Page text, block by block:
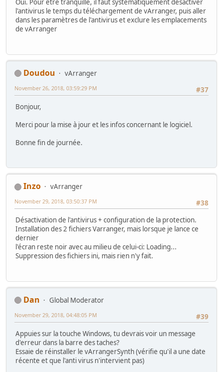
Oui. Pour être tranquille, il faut systématiquement désactiver
l'antivirus le temps du téléchargement de vArranger, puis aller
dans les paramètres de l'antivirus et exclure les emplacements
de vArranger
Doudou
vArranger
#37
November 26, 2018, 03:59:29 PM
Bonjour,
Merci pour la mise à jour et les infos concernant le logiciel.
Bonne fin de journée.
Inzo
vArranger
#38
November 29, 2018, 03:50:37 PM
Désactivation de l'antivirus + configuration de la protection.
Installation des 2 fichiers Varranger, mais lorsque je lance ce
dernier
l'écran reste noir avec au milieu de celui-ci: Loading...
Suppression des fichiers ini, mais rien n'y fait.
Dan
Global Moderator
#39
November 29, 2018, 04:48:05 PM
Appuies sur la touche Windows, tu devrais voir un message
d'erreur dans la barre des taches?
Essaie de réinstaller le vArrangerSynth (vérifie qu'il a une date
récente et que l'anti virus n'intervient pas)